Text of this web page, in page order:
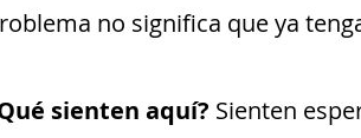
no significa que ya
sienten aquí? Sienten